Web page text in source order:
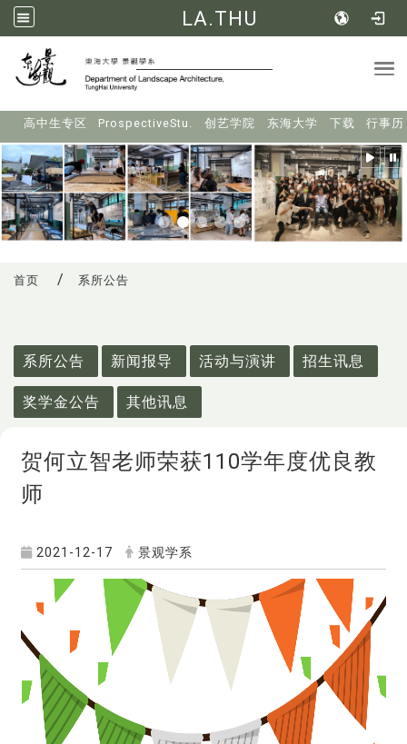
LA.THU
高中生专区 ProspectiveStu. 创艺学院 东海大学 下载 行事历
首页 系所公告
系所公告
新闻报导 活动与演讲 招生讯息
奖学金公告 其他讯息
贺何立智老师荣获110学年度优良教
师
2021-12-17 景观学系